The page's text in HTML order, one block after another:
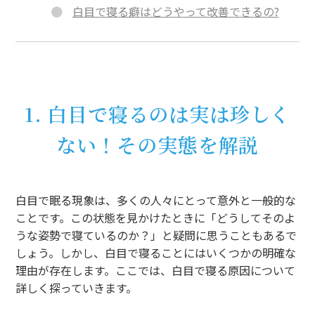
白目で寝る癖はどうやって改善できるの?
1. 白目で寝るのは実は珍しく
ない！その実態を解説
白目で眠る現象は、多くの人々にとって意外と一般的な
ことです。この状態を見かけたときに「どうしてそのよ
うな姿勢で寝ているのか？」と疑問に思うこともあるで
しょう。しかし、白目で寝ることにはいくつかの明確な
理由が存在します。ここでは、白目で寝る原因について
詳しく探っていきます。